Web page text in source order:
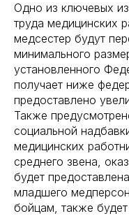
Одно из ключевых
труда медицинских
медсестер будут
минимального
установленного
получает ниже
предоставлено
Также
социальной
медицинских
среднего звена,
будет
младшего
бойцам, также